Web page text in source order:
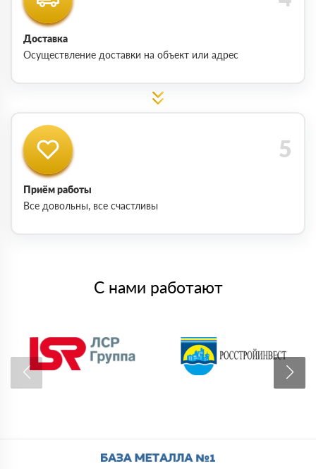
Доставка
Осуществление доставки на объект или адрес
Приём работы
Все довольны, все счастливы
С нами работают